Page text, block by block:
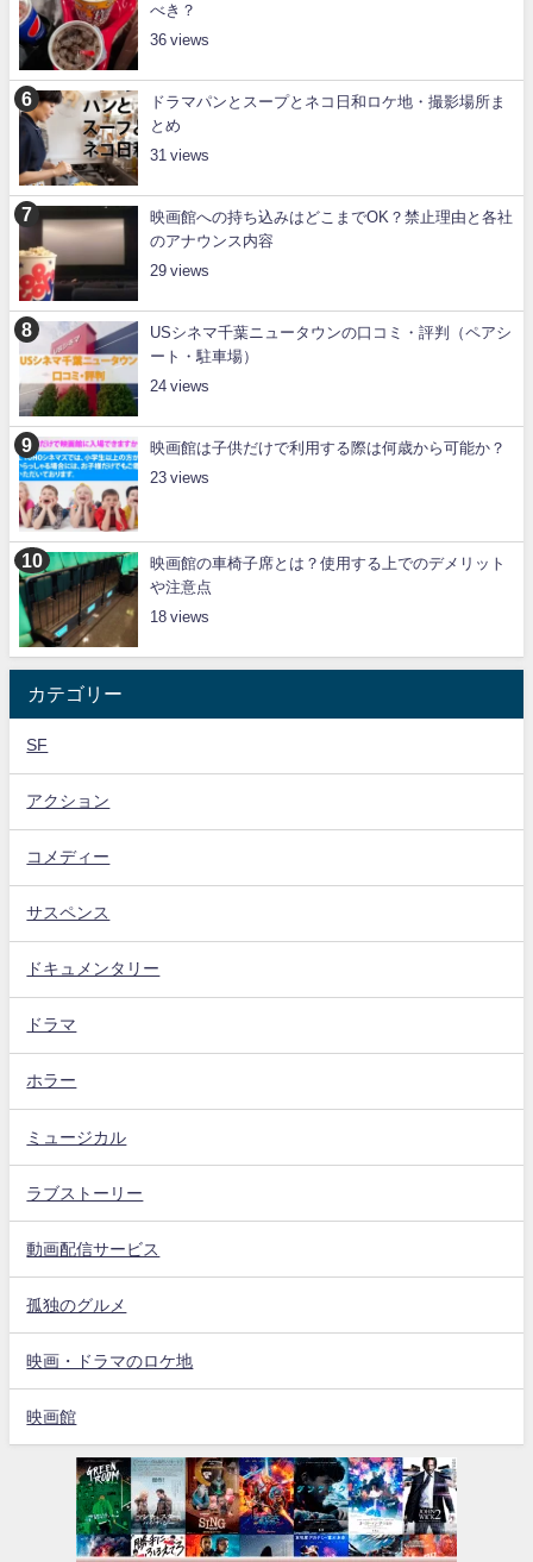
べき？
36
ドラマパンとスープとネコ日和ロケ地・撮影場所ま
とめ
31
映画館への持ち込みはどこまでOK？禁止理由と各社
のアナウンス内容
29
USシネマ千葉ニュータウンの口コミ・評判（ペアシ
ート・駐車場）
24
映画館は子供だけで利用する際は何歳から可能か？
23
映画館の車椅子席とは？使用する上でのデメリット
や注意点
18
カテゴリー
SF
アクション
コメディー
サスペンス
ドキュメンタリー
ドラマ
ホラー
ミュージカル
ラブストーリー
動画配信サービス
孤独のグルメ
映画・ドラマのロケ地
映画館